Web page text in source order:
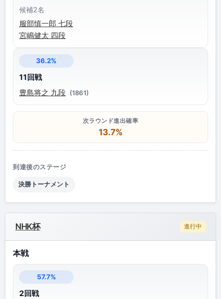
候補2名
服部慎一郎 七段
宮嶋健太 四段
36.2%
11回戦
豊島将之 九段 (1861)
次ラウンド進出確率
13.7%
到達後のステージ
決勝トーナメント
NHK杯 進行中
本戦
57.7%
2回戦